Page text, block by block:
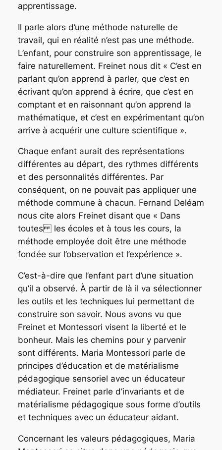
apprentissage.
Il parle alors d’une méthode naturelle de
travail, qui en réalité n’est pas une méthode.
L’enfant, pour construire son apprentissage, le
faire naturellement. Freinet nous dit « C’est en
parlant qu’on apprend à parler, que c’est en
écrivant qu’on apprend à écrire, que c’est en
comptant et en raisonnant qu’on apprend la
mathématique, et c’est en expérimentant qu’on
arrive à acquérir une culture scientifique ».
Chaque enfant aurait des représentations
différentes au départ, des rythmes différents
et des personnalités différentes. Par
conséquent, on ne pouvait pas appliquer une
méthode commune à chacun. Fernand Deléam
nous cite alors Freinet disant que « Dans
toutes
les écoles et à tous les cours, la
méthode employée doit être une méthode
fondée sur l’observation et l’expérience ».
C’est-à-dire que l’enfant part d’une situation
qu’il a observé. À partir de là il va sélectionner
les outils et les techniques lui permettant de
construire son savoir. Nous avons vu que
Freinet et Montessori visent la liberté et le
bonheur. Mais les chemins pour y parvenir
sont différents. Maria Montessori parle de
principes d’éducation et de matérialisme
pédagogique sensoriel avec un éducateur
médiateur. Freinet parle d’invariants et de
matérialisme pédagogique sous forme d’outils
et techniques avec un éducateur aidant.
Concernant les valeurs pédagogiques, Maria